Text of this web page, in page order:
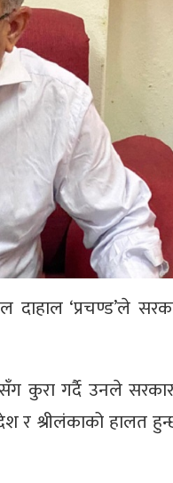
‘प्रचण्ड’ले
कुरा गर्दै उनले
र श्रीलंकाको हालत